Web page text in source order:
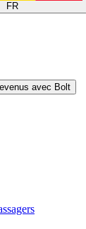
FR
avec Bolt